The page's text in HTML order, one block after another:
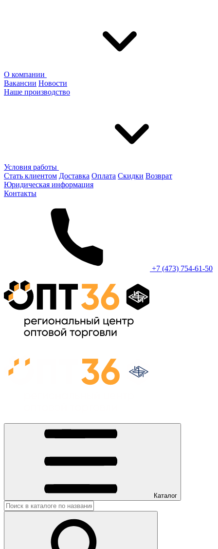
О компании
Вакансии Новости
Наше производство
Условия работы
Стать клиентом Доставка Оплата Скидки Возврат
Юридическая информация
Контакты
+7 (473) 754-61-50
Каталог